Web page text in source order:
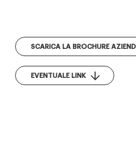
SCARICA LA BROCHURE
EVENTUALE LINK